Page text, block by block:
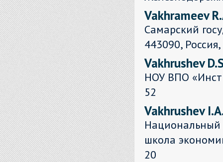
Vakhrameev
Самарский
443090,
Vakhrushev
НОУ ВПО
52
Vakhrushev
Национальный
школа
20